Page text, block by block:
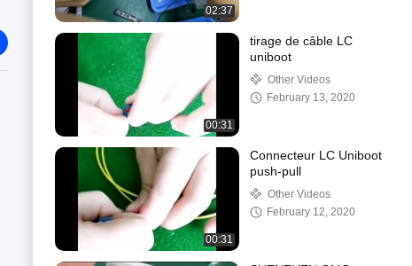
02:37
00:31
tirage de câble LC
uniboot
Other Videos
February 13, 2020
00:31
Connecteur LC Uniboot
push-pull
Other Videos
February 12, 2020